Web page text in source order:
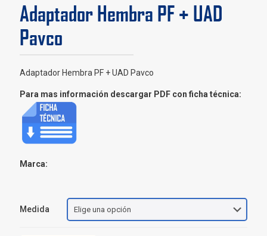
Adaptador Hembra PF + UAD
Pavco
Adaptador Hembra PF + UAD Pavco
Para mas información descargar PDF con ficha técnica:
Marca:
Medida